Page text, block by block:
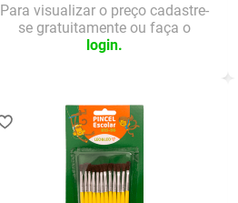
Para visualizar o preço cadastre-
se gratuitamente ou faça o
login.